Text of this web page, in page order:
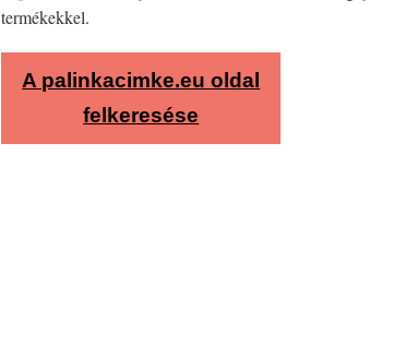
termékekkel.
A palinkacimke.eu oldal
felkeresése